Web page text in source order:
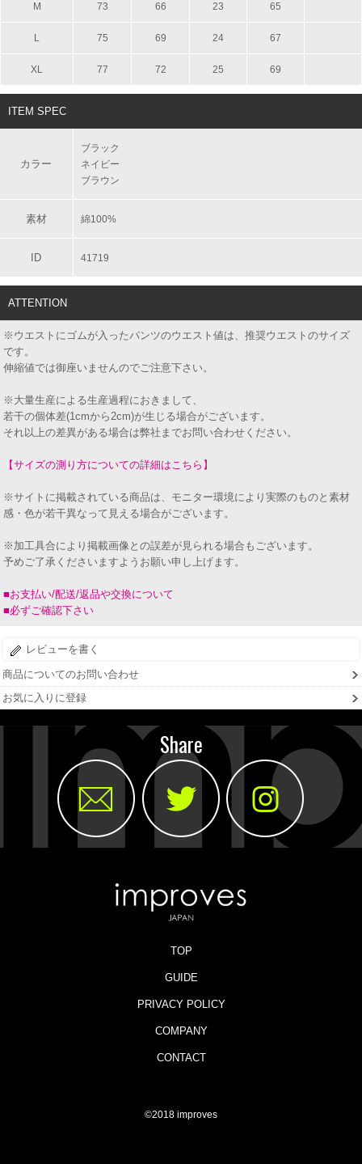
M 73 66 23 65
L 75 69 24 67
XL 77 72 25 69
ITEM SPEC
カラー
ブラック
ネイビー
ブラウン
素材 綿100%
ID 41719
ATTENTION
※ウエストにゴムが入ったパンツのウエスト値は、推奨ウエストのサイズ
です。
伸縮値では御座いませんのでご注意下さい。
※大量生産による生産過程におきまして、
若干の個体差(1cmから2cm)が生じる場合がございます。
それ以上の差異がある場合は弊社までお問い合わせください。
【サイズの測り方についての詳細はこちら】
※サイトに掲載されている商品は、モニター環境により実際のものと素材
感・色が若干異なって見える場合がございます。
※加工具合により掲載画像との誤差が見られる場合もございます。
予めご了承くださいますようお願い申し上げます。
■お支払い/配送/返品や交換について
■必ずご確認下さい
レビューを書く
商品についてのお問い合わせ
お気に入りに登録
Share
TOP
GUIDE
PRIVACY POLICY
COMPANY
CONTACT
©2018 improves